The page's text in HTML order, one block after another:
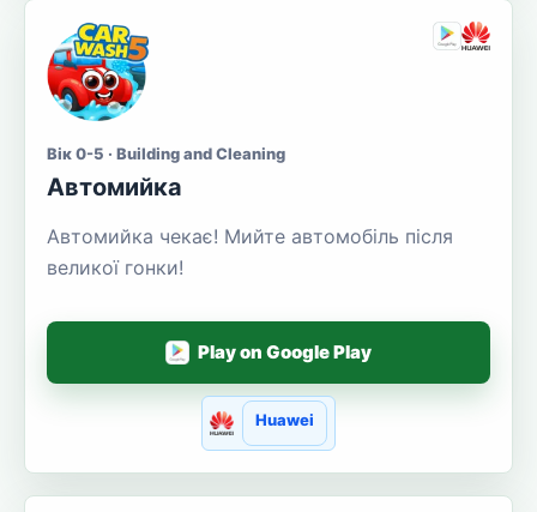
Вік 0-5 · Building and Cleaning
Автомийка
Автомийка чекає! Мийте автомобіль після
великої гонки!
Play on Google Play
Huawei